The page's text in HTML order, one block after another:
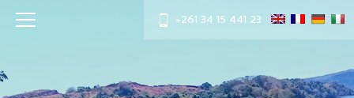
+261 34 15 441 23